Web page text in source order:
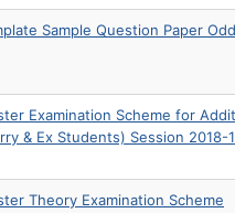
Sample Question Paper
Examination Scheme for
& Ex Students) Session 2018-
Theory Examination Scheme